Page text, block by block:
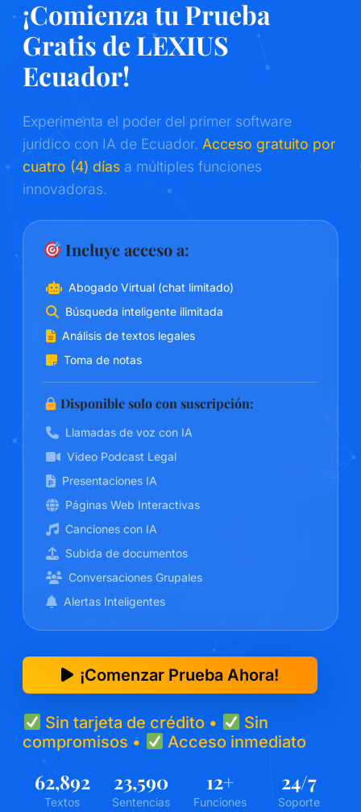
¡Comienza tu Prueba
Gratis de LEXIUS
Ecuador!
Experimenta el poder del primer software
jurídico con IA de Ecuador. Acceso gratuito por
cuatro (4) días a múltiples funciones
innovadoras.
Incluye acceso a:
Abogado Virtual (chat limitado)
Búsqueda inteligente ilimitada
Análisis de textos legales
Toma de notas
Disponible solo con suscripción:
Llamadas de voz con IA
Video Podcast Legal
Presentaciones IA
Páginas Web Interactivas
Canciones con IA
Subida de documentos
Conversaciones Grupales
Alertas Inteligentes
¡Comenzar Prueba Ahora!
Sin tarjeta de crédito •
Sin
compromisos •
Acceso inmediato
62,892
Textos
23,590
Sentencias
12+
Funciones
24/7
Soporte